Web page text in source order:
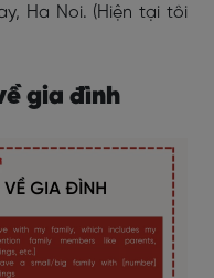
Ha Noi. (Hiện tại tôi
gia đình